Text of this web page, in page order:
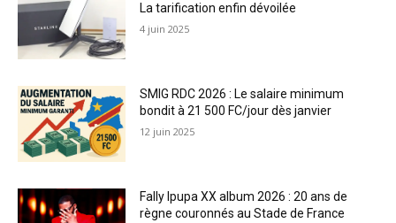
La tarification enfin dévoilée
4 juin 2025
SMIG RDC 2026 : Le salaire minimum
bondit à 21 500 FC/jour dès janvier
12 juin 2025
Fally Ipupa XX album 2026 : 20 ans de
règne couronnés au Stade de France